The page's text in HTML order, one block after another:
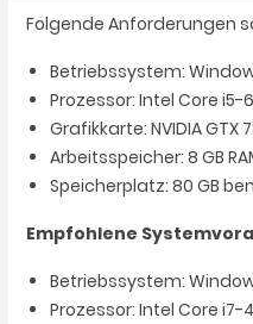
Folgende Anforderungen
Betriebssystem:
Prozessor: Intel Core i5-
Grafikkarte: NVIDIA GTX
Arbeitsspeicher: 8 GB
Speicherplatz: 80 GB
Empfohlene
Betriebssystem:
Prozessor: Intel Core i7-